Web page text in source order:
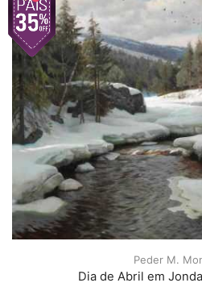
Peder M.
Dia de Abril em